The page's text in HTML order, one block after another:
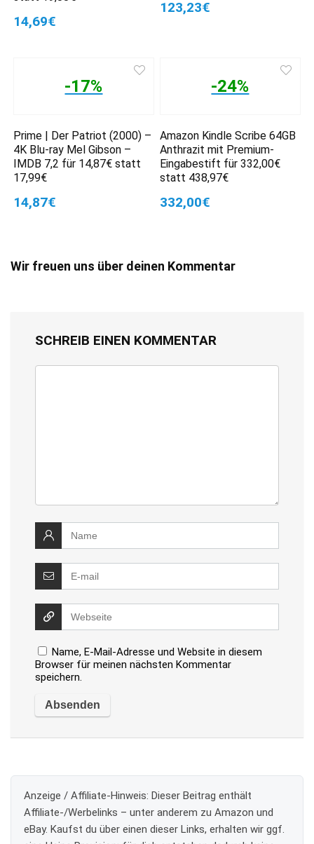
14,69€
123,23€
-17%
Prime | Der Patriot (2000) –
4K Blu-ray Mel Gibson –
IMDB 7,2 für 14,87€ statt
17,99€
14,87€
-24%
Amazon Kindle Scribe 64GB
Anthrazit mit Premium-
Eingabestift für 332,00€
statt 438,97€
332,00€
Wir freuen uns über deinen Kommentar
SCHREIB EINEN KOMMENTAR
Name, E-Mail-Adresse und Website in diesem
Browser für meinen nächsten Kommentar
speichern.
Anzeige / Affiliate-Hinweis: Dieser Beitrag enthält
Affiliate-/Werbelinks – unter anderem zu Amazon und
eBay. Kaufst du über einen dieser Links, erhalten wir ggf.